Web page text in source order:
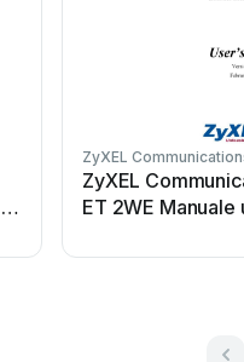
ZyXEL
ZyXEL
ET 2WE Manuale